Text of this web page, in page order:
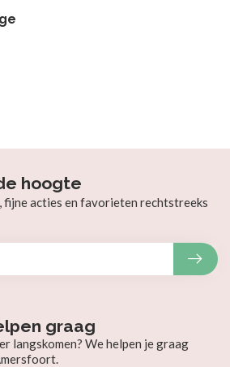
graag
langskomen? We helpen je graag
hoogte
fijne acties en favorieten rechtstreeks